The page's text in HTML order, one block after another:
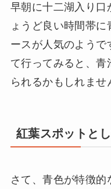
早朝に十二湖入り口
ょうど良い時間帯
ースが人気のようで
て行ってみると、青
られるかもしれませ
紅葉スポットと
さて、青色が特徴